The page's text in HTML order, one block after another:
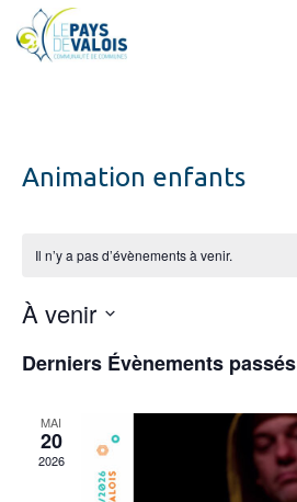
Animation enfants
Il n’y a pas d’évènements à venir.
À venir
une
Derniers Évènements passés
MAI
20
2026